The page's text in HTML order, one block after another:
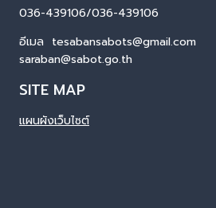
036-439106/036-439106
อีเมล tesabansabots@gmail.com
saraban@sabot.go.th
SITE MAP
แผนผังเว็บไซต์